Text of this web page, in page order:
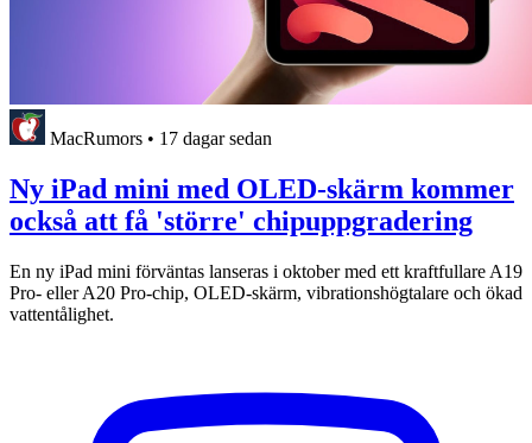
MacRumors • 17 dagar sedan
Ny iPad mini med OLED-skärm kommer
också att få 'större' chipuppgradering
En ny iPad mini förväntas lanseras i oktober med ett kraftfullare A19
Pro- eller A20 Pro-chip, OLED-skärm, vibrationshögtalare och ökad
vattentålighet.